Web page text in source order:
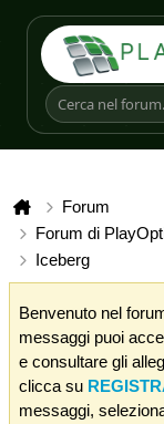
Forum
Forum di
Iceberg
Benvenuto nel
messaggi puoi
e consultare gli
clicca su
messaggi,